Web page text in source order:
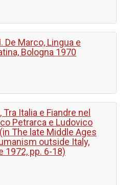
De Marco, Lingua e
Bologna 1970
Italia e Fiandre nel
Petrarca e Ludovico
The late Middle Ages
outside Italy,
1972, pp. 6-18)